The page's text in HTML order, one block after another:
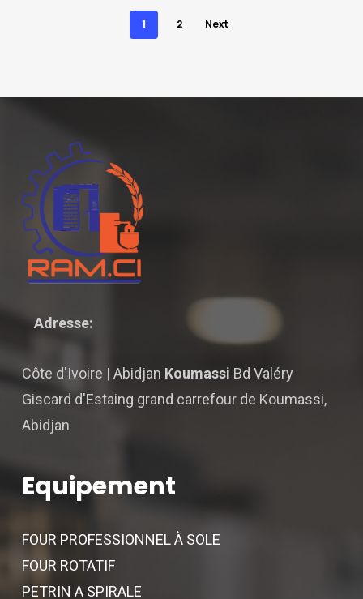
1 2 Next
Adresse:
Côte d'Ivoire | Abidjan Koumassi Bd Valéry
Giscard d'Estaing grand carrefour de Koumassi,
Abidjan
Equipement
FOUR PROFESSIONNEL À SOLE
FOUR ROTATIF
PETRIN A SPIRALE